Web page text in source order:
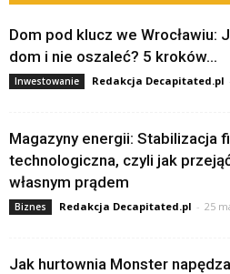
Dom pod klucz we Wrocławiu:
dom i nie oszaleć? 5 kroków...
Inwestowanie Redakcja Decapitated.pl
Magazyny energii: Stabilizacja
technologiczna, czyli jak
własnym prądem
Biznes Redakcja Decapitated.pl - 25
Jak hurtownia Monster